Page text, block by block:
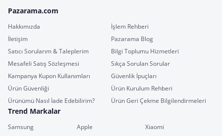
Pazarama.com
Hakkımızda
İşlem Rehberi
İletişim
Pazarama Blog
Satıcı Sorularım & Taleplerim
Bilgi Toplumu Hizmetleri
Mesafeli Satış Sözleşmesi
Sıkça Sorulan Sorular
Kampanya Kupon Kullanımları
Güvenlik İpuçları
Ürün Güvenliği
Ürün Kurulum Rehberi
Ürünümü Nasıl İade Edebilirim?
Ürün Geri Çekme Bilgilendirmeleri
Trend Markalar
Samsung Apple
Xiaomi